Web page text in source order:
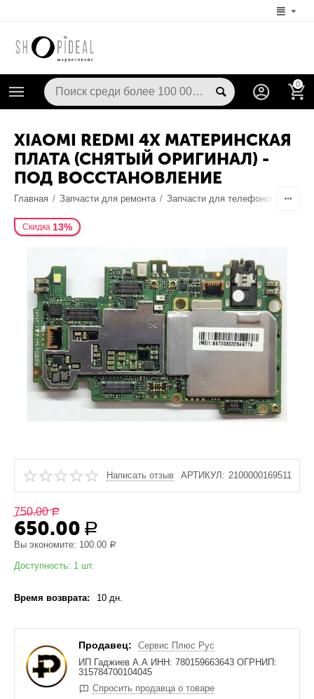
0
XIAOMI REDMI 4X МАТЕРИНСКАЯ
ПЛАТА (СНЯТЫЙ ОРИГИНАЛ) -
ПОД ВОССТАНОВЛЕНИЕ
Главная / Запчасти для ремонта / Запчасти для телефонов
Скидка 13%
Написать отзыв АРТИКУЛ: 2100000169511
750.00 Р
650.00 Р
Вы экономите: 100.00 Р
Доступность: 1 шт.
Время возврата: 10 дн.
Продавец:
Сервис Плюс Рус
ИП Гаджиев А.А ИНН: 780159663643 ОГРНИП:
315784700104045
Спросить продавца о товаре